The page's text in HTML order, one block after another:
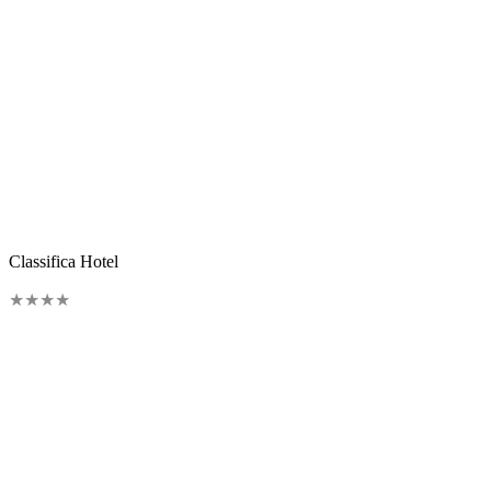
Classifica Hotel
★★★★